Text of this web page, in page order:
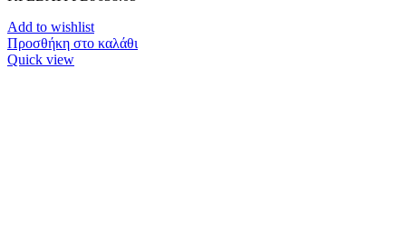
Add to wishlist
Προσθήκη στο καλάθι
Quick view